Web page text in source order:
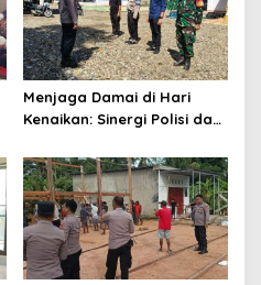
Menjaga Damai di Hari
Kenaikan: Sinergi Polisi dan
Nasrani di Pitumpanua